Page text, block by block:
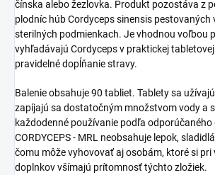
čínska alebo žezlovka. Produkt pozostáva z
plodníc húb Cordyceps sinensis pestovaných
sterilných podmienkach. Je vhodnou voľbou
vyhľadávajú Cordyceps v praktickej
pravidelné dopĺňanie stravy.
Balenie obsahuje 90 tabliet. Tablety sa
zapíjajú sa dostatočným množstvom vody a
každodenné používanie podľa
CORDYCEPS - MRL neobsahuje lepok,
čomu môže vyhovovať aj osobám, ktoré si pri
doplnkov všímajú prítomnosť týchto zložiek.